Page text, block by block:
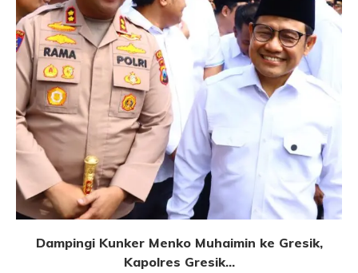
Dampingi Kunker Menko Muhaimin ke Gresik,
Kapolres Gresik...